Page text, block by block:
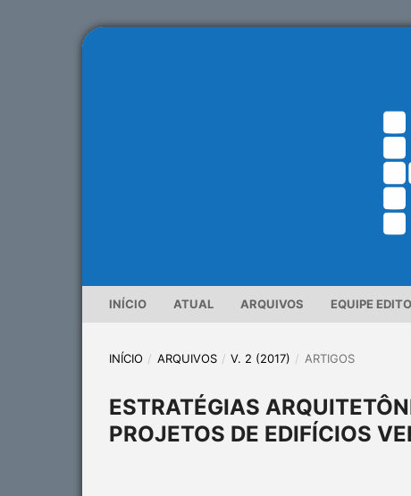
INÍCIO ATUAL ARQUIVOS EQUIPE
INÍCIO / ARQUIVOS / V. 2 (2017) / ARTIGOS
ESTRATÉGIAS
PROJETOS DE EDIFÍCIOS